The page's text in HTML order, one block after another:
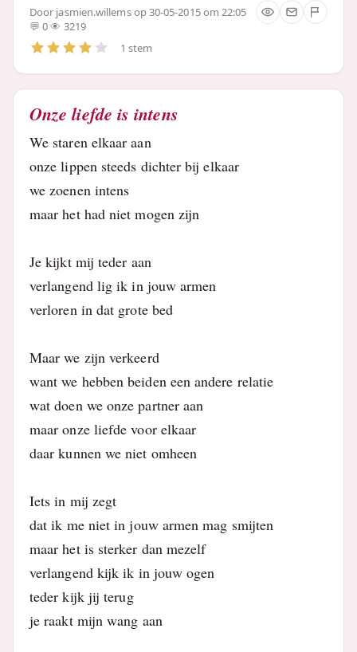
Door jasmien.willemsop 30-05-2015 om 22:05
0
3219
1 stem
Onze liefde is intens
We staren elkaar aan
onze lippen steeds dichter bij elkaar
we zoenen intens
maar het had niet mogen zijn
Je kijkt mij teder aan
verlangend lig ik in jouw armen
verloren in dat grote bed
Maar we zijn verkeerd
want we hebben beiden een andere relatie
wat doen we onze partner aan
maar onze liefde voor elkaar
daar kunnen we niet omheen
Iets in mij zegt
dat ik me niet in jouw armen mag smijten
maar het is sterker dan mezelf
verlangend kijk ik in jouw ogen
teder kijk jij terug
je raakt mijn wang aan